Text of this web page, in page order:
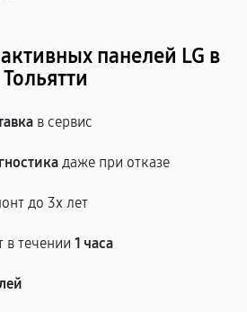
панелей LG в
Тольятти
в сервис
даже при отказе
до 3х лет
течении 1 часа